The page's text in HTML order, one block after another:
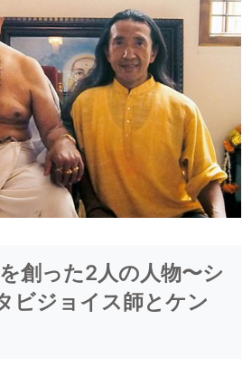
創った2人の人物〜シ
ビジョイス師とケン